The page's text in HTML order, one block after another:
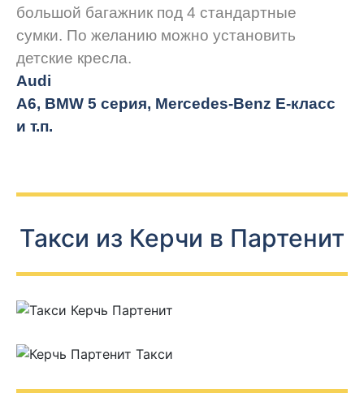
большой багажник под 4 стандартные
сумки. По желанию можно установить
детские кресла.
Audi
A6, BMW 5 серия, Mercedes-Benz E-класс
и т.п.
Такси из Керчи в Партенит